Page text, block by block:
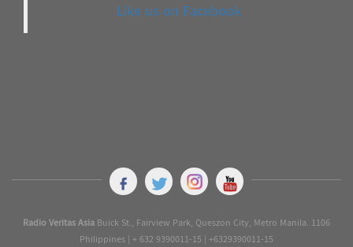
Like us on Facebook
Radio Veritas AsiaBuick St., Fairview Park, Queszon City, Metro Manila. 1106
Philippines | + 632 9390011-15 | +6329390011-15